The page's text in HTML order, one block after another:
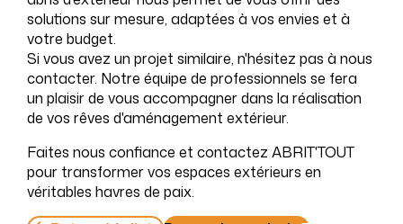
solutions sur mesure, adaptées à vos envies et à
votre budget.
Si vous avez un projet similaire, n'hésitez pas à nous
contacter. Notre équipe de professionnels se fera
un plaisir de vous accompagner dans la réalisation
de vos rêves d'aménagement extérieur.
Faites nous confiance et contactez ABRIT'TOUT
pour transformer vos espaces extérieurs en
véritables havres de paix.